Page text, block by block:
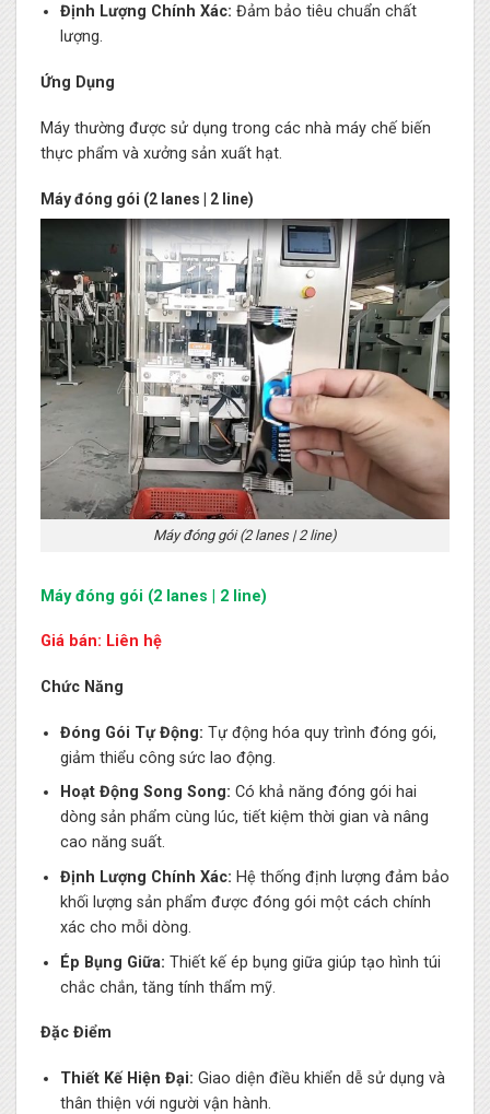
Định Lượng Chính Xác: Đảm bảo tiêu chuẩn chất
lượng.
Ứng Dụng
Máy thường được sử dụng trong các nhà máy chế biến
thực phẩm và xưởng sản xuất hạt.
Máy đóng gói (2 lanes | 2 line)
Máy đóng gói (2 lanes | 2 line)
Máy đóng gói (2 lanes | 2 line)
Giá bán: Liên hệ
Chức Năng
Đóng Gói Tự Động: Tự động hóa quy trình đóng gói,
giảm thiểu công sức lao động.
Hoạt Động Song Song: Có khả năng đóng gói hai
dòng sản phẩm cùng lúc, tiết kiệm thời gian và nâng
cao năng suất.
Định Lượng Chính Xác: Hệ thống định lượng đảm bảo
khối lượng sản phẩm được đóng gói một cách chính
xác cho mỗi dòng.
Ép Bụng Giữa: Thiết kế ép bụng giữa giúp tạo hình túi
chắc chắn, tăng tính thẩm mỹ.
Đặc Điểm
Thiết Kế Hiện Đại: Giao diện điều khiển dễ sử dụng và
thân thiện với người vận hành.